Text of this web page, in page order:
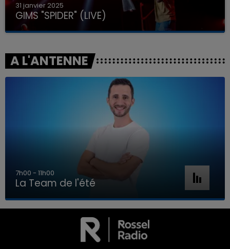
LA TEAM DE L'ÉTÉ
31 janvier 2025
GIMS "SPIDER" (LIVE)
A L'ANTENNE
7h00 - 11h00
La Team de l'été